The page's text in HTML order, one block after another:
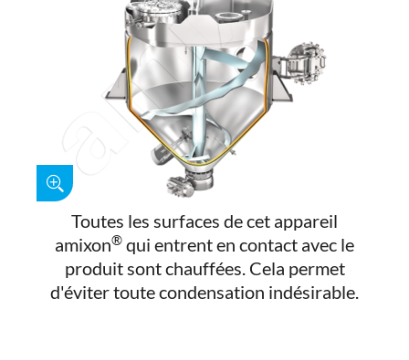
Toutes les surfaces de cet appareil
amixon® qui entrent en contact avec le
produit sont chauffées. Cela permet
d'éviter toute condensation indésirable.